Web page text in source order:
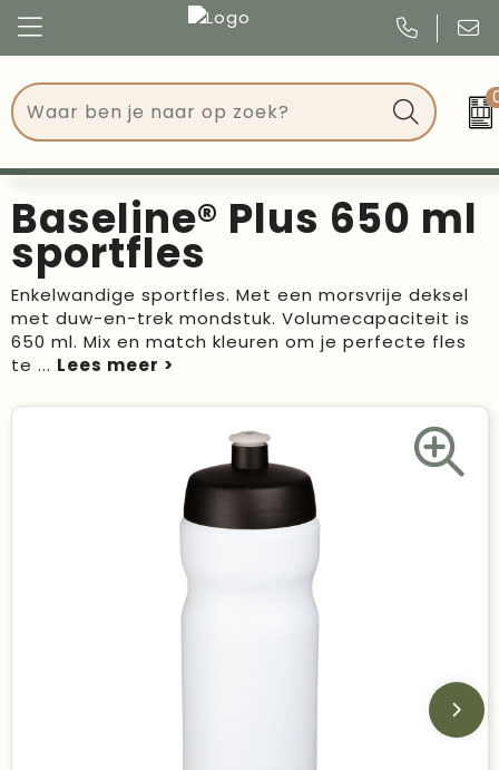
Tassen
Drinkwaren
Events
Give Aways
Kantoorartikelen
Schrijfwaren
Made in Europe
Congres
Events
Kerst
Verjaardagen
Voetbal, EK en WK
Baseline® Plus 650 ml
sportfles
Enkelwandige sportfles. Met een morsvrije deksel
met duw-en-trek mondstuk. Volumecapaciteit is
650 ml. Mix en match kleuren om je perfecte fles
te ...